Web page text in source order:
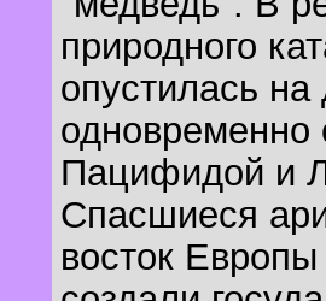
природного
опустилась на
одновременно
Пацифидой и
Спасшиеся
восток